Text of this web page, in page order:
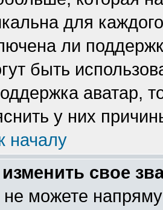
для
ли
быть
аватар,
у них
началу
свое
можете